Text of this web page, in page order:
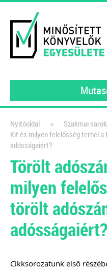
Nyitóoldal » Szakmai sarok
Kit és milyen felelősség terhel a
adósságaiért?
Törölt
milyen
törölt
adósságaiért?
Cikksorozatunk első